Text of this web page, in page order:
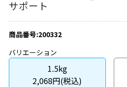
サポート
商品番号:200332
バリエーション
1.5kg
2,068円(税込)